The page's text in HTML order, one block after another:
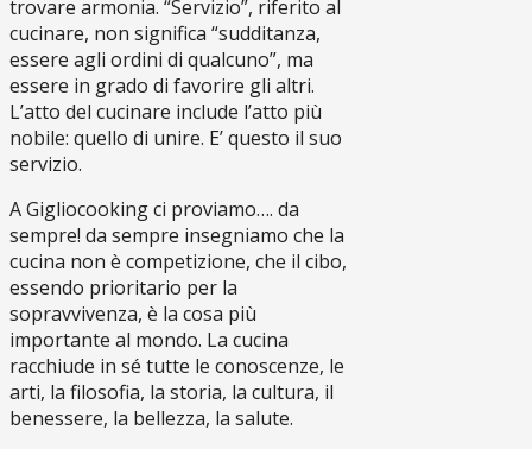
trovare armonia. “Servizio”, riferito al
cucinare, non significa “sudditanza,
essere agli ordini di qualcuno”, ma
essere in grado di favorire gli altri.
L’atto del cucinare include l’atto più
nobile: quello di unire. E’ questo il suo
servizio.
A Gigliocooking ci proviamo…. da
sempre! da sempre insegniamo che la
cucina non è competizione, che il cibo,
essendo prioritario per la
sopravvivenza, è la cosa più
importante al mondo. La cucina
racchiude in sé tutte le conoscenze, le
arti, la filosofia, la storia, la cultura, il
benessere, la bellezza, la salute.